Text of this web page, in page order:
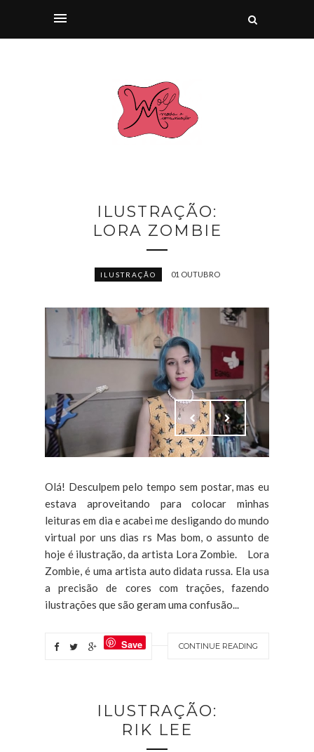
ILUSTRAÇÃO:
LORA ZOMBIE
ILUSTRAÇÃO 01 OUTUBRO
Olá! Desculpem pelo tempo sem postar, mas eu
estava aproveitando para colocar minhas
leituras em dia e acabei me desligando do mundo
virtual por uns dias rs Mas bom, o assunto de
hoje é ilustração, da artista Lora Zombie. Lora
Zombie, é uma artista auto didata russa. Ela usa
a precisão de cores com trações, fazendo
ilustrações que são geram uma confusão...
CONTINUE READING
Save
ILUSTRAÇÃO:
RIK LEE